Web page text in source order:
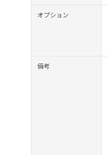
オプション
備考